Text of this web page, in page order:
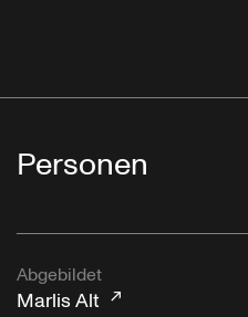
Personen
Abgebildet
Marlis Alt